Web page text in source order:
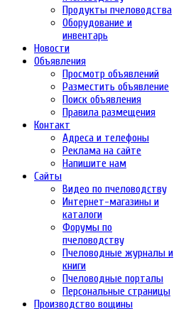
Продукты пчеловодства
Оборудование и
инвентарь
Новости
Объявления
Просмотр объявлений
Разместить объявление
Поиск объявления
Правила размещения
Контакт
Адреса и телефоны
Реклама на сайте
Напишите нам
Сайты
Видео по пчеловодству
Интернет-магазины и
каталоги
Форумы по
пчеловодству
Пчеловодные журналы и
книги
Пчеловодные порталы
Персональные страницы
Производство вощины